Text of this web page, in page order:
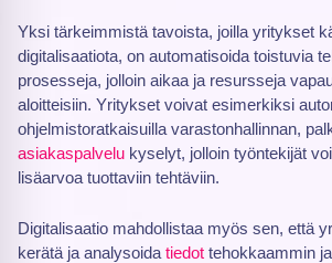
Yksi tärkeimmistä tavoista, joilla yritykset
digitalisaatiota, on automatisoida toistuvia
prosesseja, jolloin aikaa ja resursseja
aloitteisiin. Yritykset voivat esimerkiksi
ohjelmistoratkaisuilla varastonhallinnan,
asiakaspalvelu kyselyt, jolloin työntekijät
lisäarvoa tuottaviin tehtäviin.
Digitalisaatio mahdollistaa myös sen, että
kerätä ja analysoida tiedot tehokkaammin